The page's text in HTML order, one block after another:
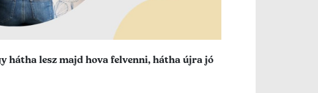
hátha lesz majd hova felvenni, hátha újra jó